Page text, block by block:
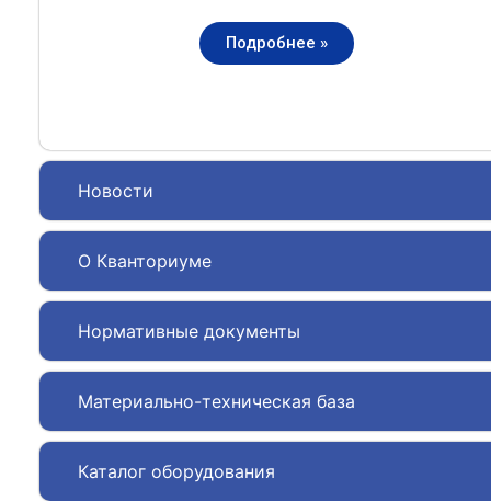
Новости
О Кванториуме
Нормативные документы
Материально-техническая база
Каталог оборудования
Подробнее »